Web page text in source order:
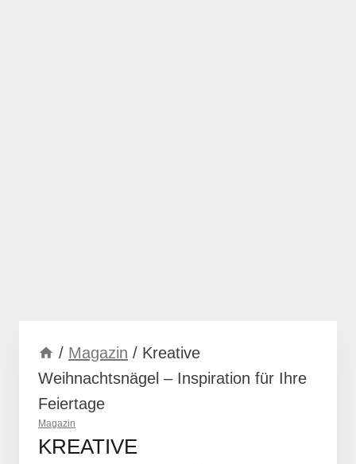
/ Magazin / Kreative
Weihnachtsnägel – Inspiration für Ihre
Feiertage
Magazin
KREATIVE